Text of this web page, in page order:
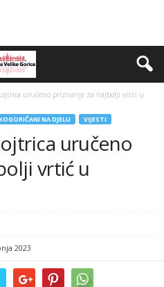
uručeno priznanje za najbolji vrtić u
NA DJELU VIJESTI
uručeno
vrtić u
2023